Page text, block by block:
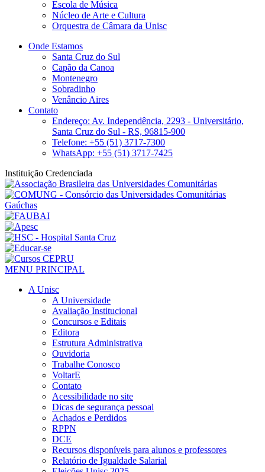
Escola de Música
Núcleo de Arte e Cultura
Orquestra de Câmara da Unisc
Onde Estamos
Santa Cruz do Sul
Capão da Canoa
Montenegro
Sobradinho
Venâncio Aires
Contato
Endereço: Av. Independência, 2293 - Universitário,
Santa Cruz do Sul - RS, 96815-900
Telefone: +55 (51) 3717-7300
WhatsApp: +55 (51) 3717-7425
Instituição Credenciada
MENU PRINCIPAL
A Unisc
A Universidade
Avaliação Institucional
Concursos e Editais
Editora
Estrutura Administrativa
Ouvidoria
Trabalhe Conosco
VoltarE
Contato
Acessibilidade no site
Dicas de segurança pessoal
Achados e Perdidos
RPPN
DCE
Recursos disponíveis para alunos e professores
Relatório de Igualdade Salarial